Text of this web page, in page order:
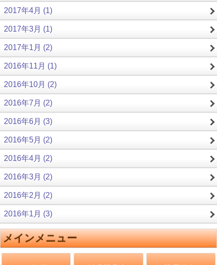
2017年4月 (1)
2017年3月 (1)
2017年1月 (2)
2016年11月 (1)
2016年10月 (2)
2016年7月 (2)
2016年6月 (3)
2016年5月 (2)
2016年4月 (2)
2016年3月 (2)
2016年2月 (2)
2016年1月 (3)
メインメニュー